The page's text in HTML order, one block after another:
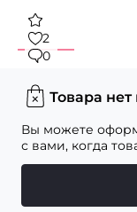
2
0
Товара
Вы можете
с вами, когда